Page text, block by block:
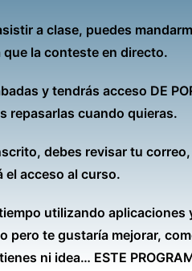
a clase, puedes
que la conteste en directo.
y tendrás acceso DE
repasarlas cuando quieras.
debes revisar tu
el acceso al curso.
utilizando aplicaciones
pero te gustaría mejorar,
ni idea… ESTE